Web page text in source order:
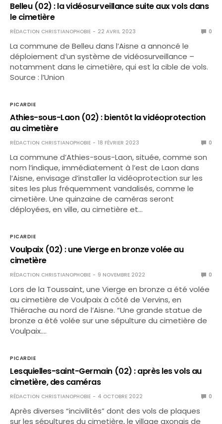
Belleu (02) : la vidéosurveillance suite aux vols dans
le cimetière
RÉDACTION CHRISTIANOPHOBIE 22 AVRIL 2023 0
La commune de Belleu dans l’Aisne a annoncé le
déploiement d’un système de vidéosurveillance –
notamment dans le cimetière, qui est la cible de vols.
Source : l’Union
PICARDIE
Athies-sous-Laon (02) : bientôt la vidéoprotection
au cimetière
RÉDACTION CHRISTIANOPHOBIE 18 FÉVRIER 2023 0
La commune d’Athies-sous-Laon, située, comme son
nom l’indique, immédiatement à l’est de Laon dans
l’Aisne, envisage d’installer la vidéoprotection sur les
sites les plus fréquemment vandalisés, comme le
cimetière. Une quinzaine de caméras seront
déployées, en ville, au cimetière et…
PICARDIE
Voulpaix (02) : une Vierge en bronze volée au
cimetière
RÉDACTION CHRISTIANOPHOBIE 9 NOVEMBRE 2022 0
Lors de la Toussaint, une Vierge en bronze a été volée
au cimetière de Voulpaix à côté de Vervins, en
Thiérache au nord de l’Aisne. “Une grande statue de
bronze a été volée sur une sépulture du cimetière de
Voulpaix.…
PICARDIE
Lesquielles-saint-Germain (02) : après les vols au
cimetière, des caméras
RÉDACTION CHRISTIANOPHOBIE 4 OCTOBRE 2022 0
Après diverses “incivilités” dont des vols de plaques
sur les sépultures du cimetière, le village axonais de